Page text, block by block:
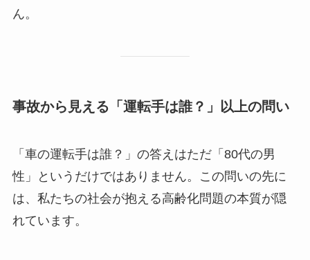
ん。
事故から見える「運転手は誰？」以上の問い
「車の運転手は誰？」の答えはただ「80代の男
性」というだけではありません。この問いの先に
は、私たちの社会が抱える高齢化問題の本質が隠
れています。